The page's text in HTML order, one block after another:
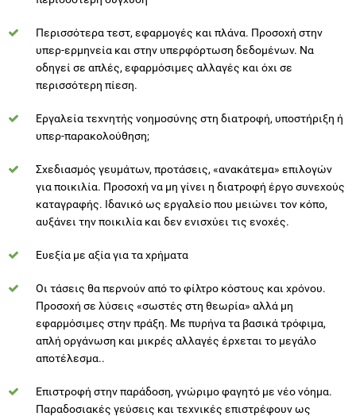
περισσότερη πίεση.
Εργαλεία τεχνητής νοημοσύνης στη διατροφή, υποστήριξη ή
υπερ-παρακολούθηση;
Σχεδιασμός γευμάτων, προτάσεις, «ανακάτεμα» επιλογών
για ποικιλία. Προσοχή να μη γίνει η διατροφή έργο συνεχούς
αυξάνει την ποικιλία και δεν ενισχύει τις ενοχές.
Ευεξία με αξία για τα χρήματα
Προσοχή σε λύσεις «σωστές στη θεωρία» αλλά μη
απλή οργάνωση και μικρές αλλαγές έρχεται το μεγάλο
αποτέλεσμα..
Επιστροφή στην παράδοση, γνώριμο φαγητό με νέο νόημα.
Παραδοσιακές γεύσεις και τεχνικές επιστρέφουν ως
να συνδέεται με ισορροπία και όχι με εξιδανίκευση.